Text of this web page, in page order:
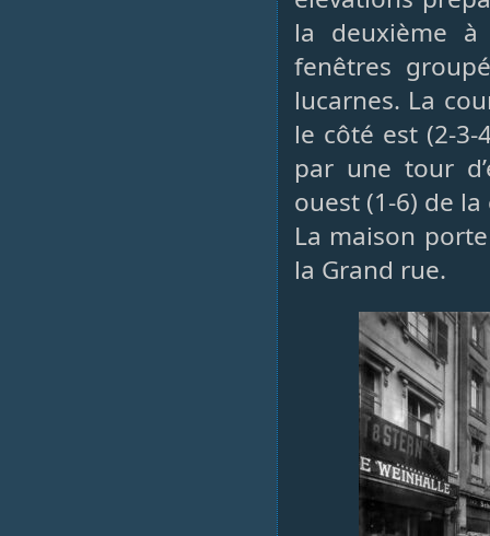
la deuxième
fenêtres
lucarnes. La
le côté est (2-
par une tour
ouest (1-6) de
La maison
la Grand rue.